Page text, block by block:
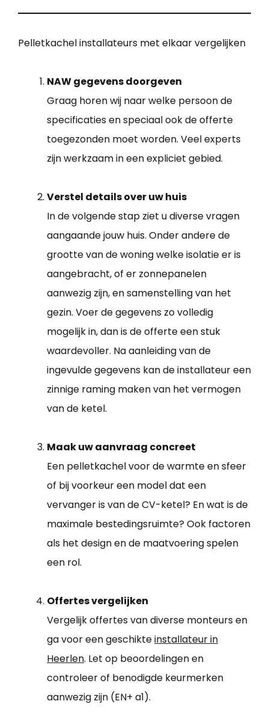
Pelletkachel installateurs met elkaar vergelijken
NAW gegevens doorgeven
Graag horen wij naar welke persoon de
specificaties en speciaal ook de offerte
toegezonden moet worden. Veel experts
zijn werkzaam in een expliciet gebied.
Verstel details over uw huis
In de volgende stap ziet u diverse vragen
aangaande jouw huis. Onder andere de
grootte van de woning welke isolatie er is
aangebracht, of er zonnepanelen
aanwezig zijn, en samenstelling van het
gezin. Voer de gegevens zo volledig
mogelijk in, dan is de offerte een stuk
waardevoller. Na aanleiding van de
ingevulde gegevens kan de installateur een
zinnige raming maken van het vermogen
van de ketel.
Maak uw aanvraag concreet
Een pelletkachel voor de warmte en sfeer
of bij voorkeur een model dat een
vervanger is van de CV-ketel? En wat is de
maximale bestedingsruimte? Ook factoren
als het design en de maatvoering spelen
een rol.
Offertes vergelijken
Vergelijk offertes van diverse monteurs en
ga voor een geschikteinstallateur in
Heerlen. Let op beoordelingen en
controleer of benodigde keurmerken
aanwezig zijn (EN+ a1).